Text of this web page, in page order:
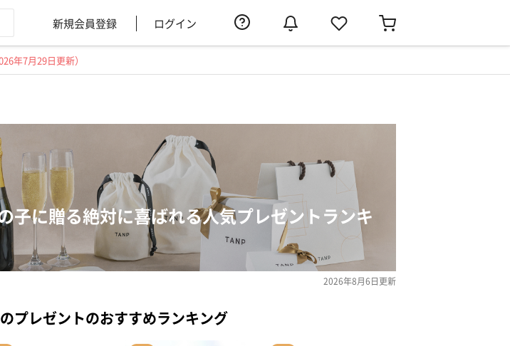
新規会員登録 ログイン
年7月29日更新）
子に贈る絶対に喜ばれる人気プレゼントランキ
2026年8月6日更新
プレゼントのおすすめランキング